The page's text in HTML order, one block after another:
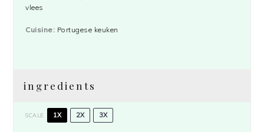
vlees
Cuisine: Portugese keuken
ingredients
SCALE 1X 2X 3X